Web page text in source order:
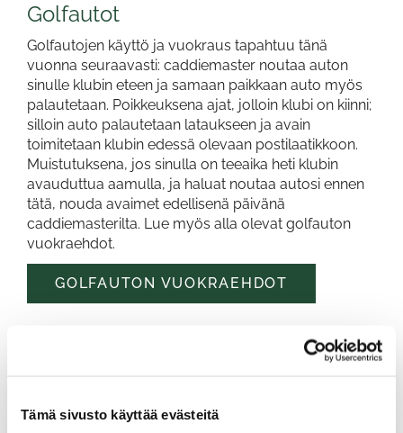
Tämä sivusto käyttää evästeitä
Golfautot
Golfautojen käyttö ja vuokraus tapahtuu tänä
vuonna seuraavasti: caddiemaster noutaa auton
sinulle klubin eteen ja samaan paikkaan auto myös
palautetaan. Poikkeuksena ajat, jolloin klubi on kiinni;
silloin auto palautetaan lataukseen ja avain
toimitetaan klubin edessä olevaan postilaatikkoon.
Muistutuksena, jos sinulla on teeaika heti klubin
avauduttua aamulla, ja haluat noutaa autosi ennen
tätä, nouda avaimet edellisenä päivänä
caddiemasterilta. Lue myös alla olevat golfauton
vuokraehdot.
GOLFAUTON VUOKRAEHDOT